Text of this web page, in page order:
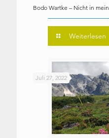
Bodo Wartke – Nicht in
Weiterlesen
Juli 27, 2022